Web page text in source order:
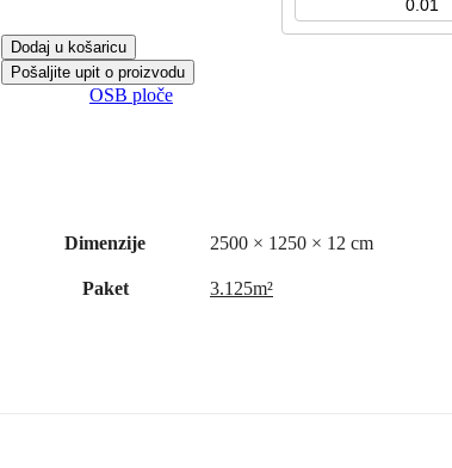
Dodaj u košaricu
OSB ploče
Dimenzije 2500 × 1250 × 12 cm
Paket 3.125m²